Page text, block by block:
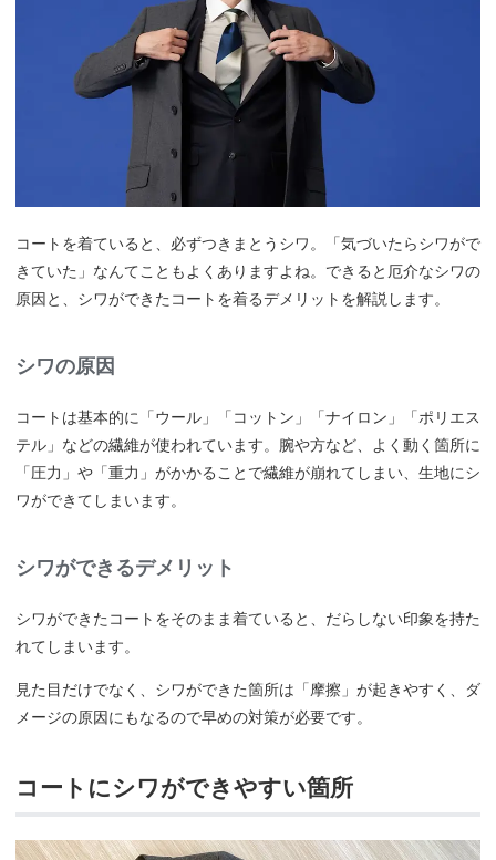
コートを着ていると、必ずつきまとうシワ。「気づいたらシワがで
きていた」なんてこともよくありますよね。できると厄介なシワの
原因と、シワができたコートを着るデメリットを解説します。
シワの原因
コートは基本的に「ウール」「コットン」「ナイロン」「ポリエス
テル」などの繊維が使われています。腕や方など、よく動く箇所に
「圧力」や「重力」がかかることで繊維が崩れてしまい、生地にシ
ワができてしまいます。
シワができるデメリット
シワができたコートをそのまま着ていると、だらしない印象を持た
れてしまいます。
見た目だけでなく、シワができた箇所は「摩擦」が起きやすく、ダ
メージの原因にもなるので早めの対策が必要です。
コートにシワができやすい箇所